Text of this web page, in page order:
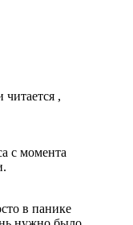
читается ,
с момента
в панике